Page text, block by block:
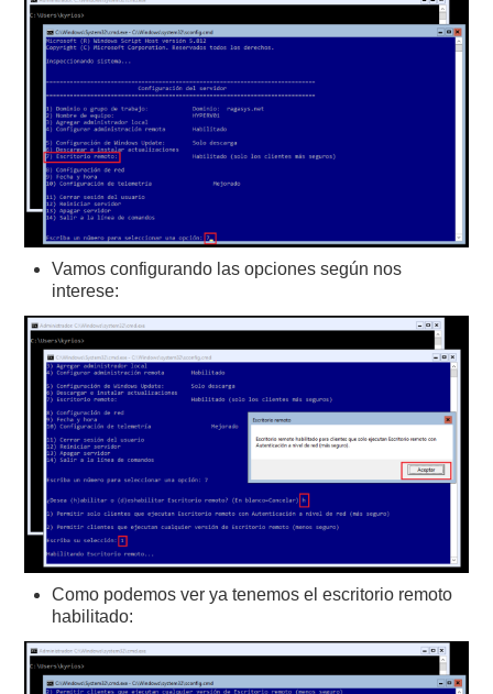
Vamos configurando las opciones según nos
interese:
Como podemos ver ya tenemos el escritorio remoto
habilitado: